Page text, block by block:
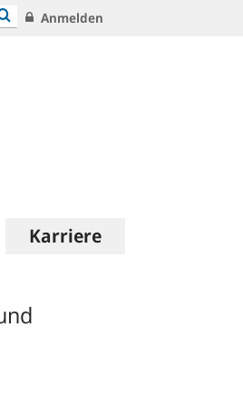
Anmelden
Karriere